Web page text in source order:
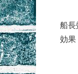
船長
効果